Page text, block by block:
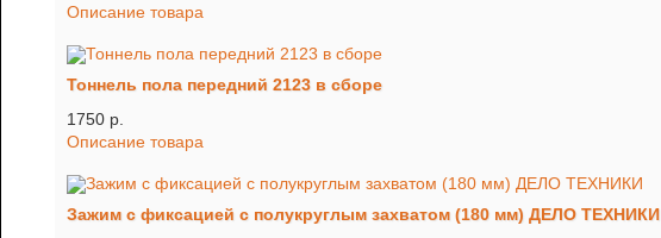
Описание товара
Тоннель пола передний 2123 в сборе
1750 p.
Описание товара
Зажим с фиксацией с полукруглым захватом (180 мм) ДЕЛО ТЕХНИКИ